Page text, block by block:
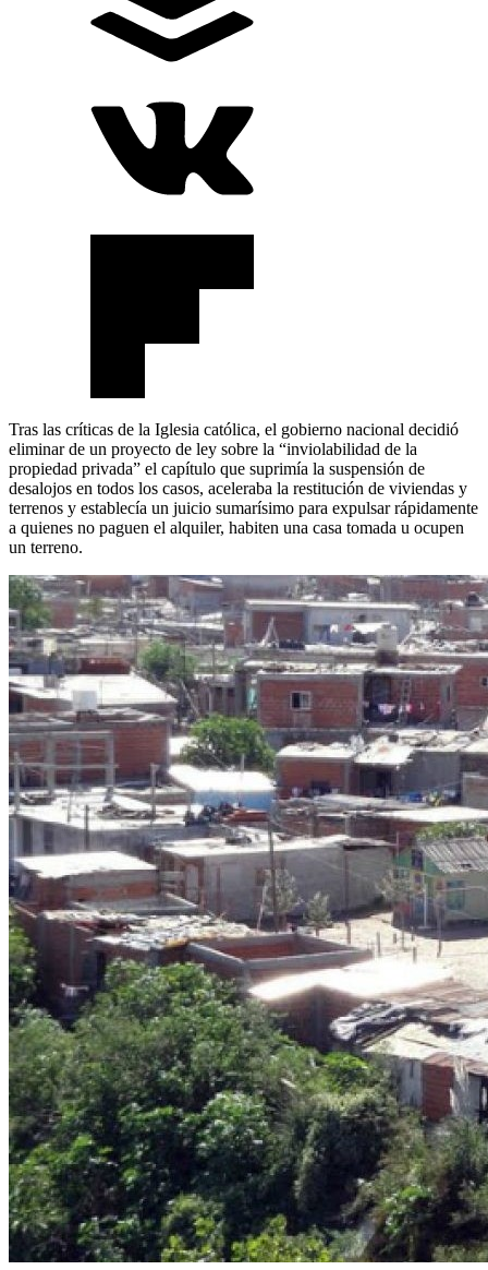
Tras las críticas de la Iglesia católica, el gobierno nacional decidió
eliminar de un proyecto de ley sobre la “inviolabilidad de la
propiedad privada” el capítulo que suprimía la suspensión de
desalojos en todos los casos, aceleraba la restitución de viviendas y
terrenos y establecía un juicio sumarísimo para expulsar rápidamente
a quienes no paguen el alquiler, habiten una casa tomada u ocupen
un terreno.